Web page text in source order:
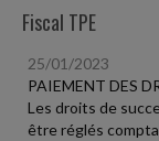
Fiscal TPE
25/01/2023
PAIEMENT DES
Les droits de
être réglés